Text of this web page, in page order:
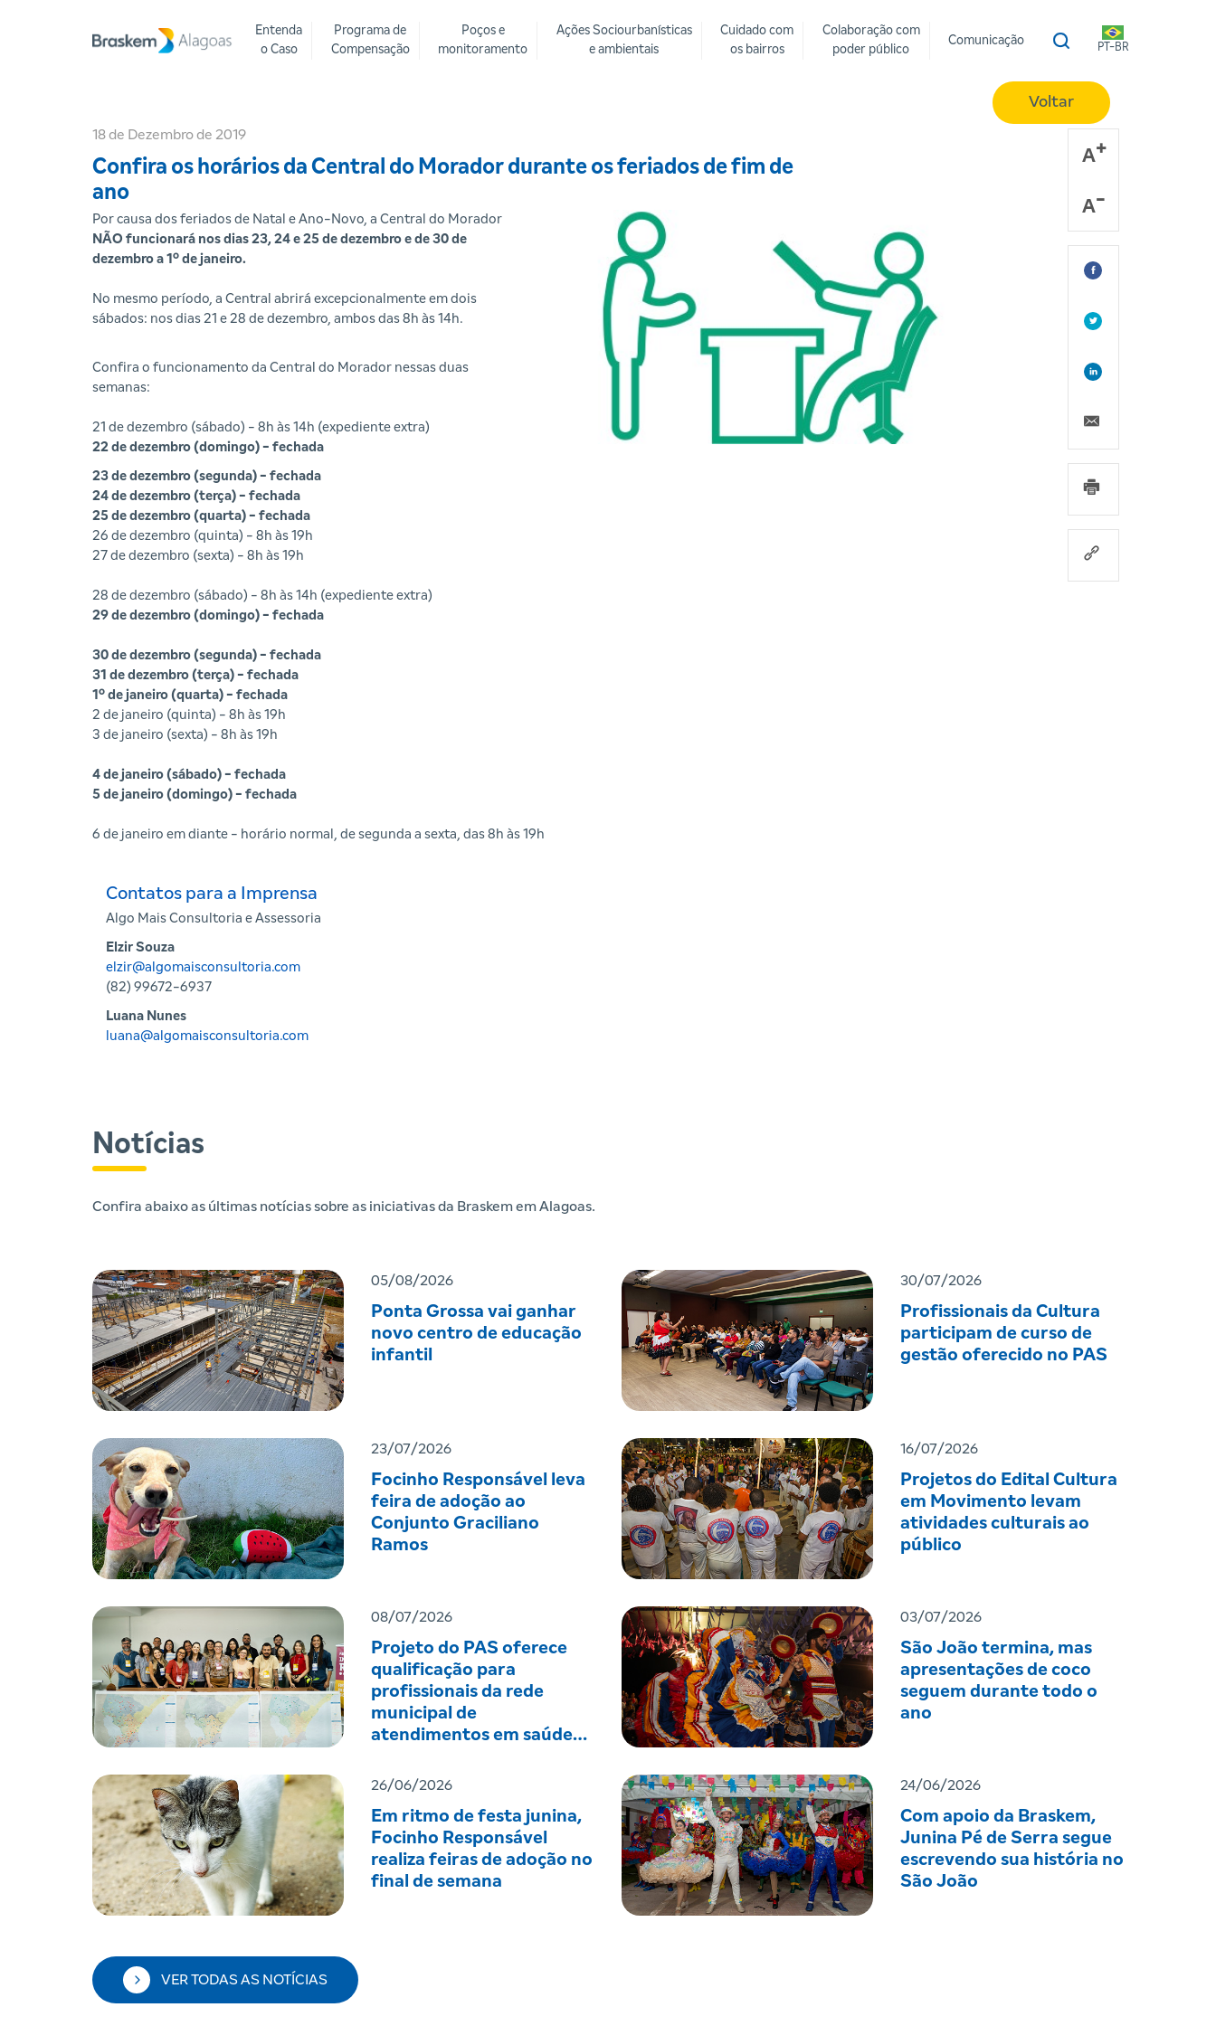
Entenda
o Caso
Programa de
Compensação
Poços e
monitoramento
Ações Sociourbanísticas
e ambientais
Cuidado com
os bairros
Colaboração com
poder público
Comunicação
PT-BR
Voltar
18 de Dezembro de 2019
Confira os horários da Central do Morador durante os feriados de fim de
ano
A
A
Por causa dos feriados de Natal e Ano-Novo, a Central do Morador
NÃO funcionará nos dias 23, 24 e 25 de dezembro e de 30 de
dezembro a 1º de janeiro.
No mesmo período, a Central abrirá excepcionalmente em dois
sábados: nos dias 21 e 28 de dezembro, ambos das 8h às 14h.
Confira o funcionamento da Central do Morador nessas duas
semanas:
21 de dezembro (sábado) - 8h às 14h (expediente extra)
22 de dezembro (domingo) - fechada
23 de dezembro (segunda) - fechada
24 de dezembro (terça) - fechada
25 de dezembro (quarta) - fechada
26 de dezembro (quinta) - 8h às 19h
27 de dezembro (sexta) - 8h às 19h
28 de dezembro (sábado) - 8h às 14h (expediente extra)
29 de dezembro (domingo) - fechada
30 de dezembro (segunda) - fechada
31 de dezembro (terça) - fechada
1º de janeiro (quarta) - fechada
2 de janeiro (quinta) - 8h às 19h
3 de janeiro (sexta) - 8h às 19h
4 de janeiro (sábado) - fechada
5 de janeiro (domingo) - fechada
6 de janeiro em diante - horário normal, de segunda a sexta, das 8h às 19h
Contatos para a Imprensa
Algo Mais Consultoria e Assessoria
Elzir Souza
elzir@algomaisconsultoria.com
(82) 99672-6937
Luana Nunes
luana@algomaisconsultoria.com
Notícias
Confira abaixo as últimas notícias sobre as iniciativas da Braskem em Alagoas.
05/08/2026
Ponta Grossa vai ganhar
novo centro de educação
infantil
30/07/2026
Profissionais da Cultura
participam de curso de
gestão oferecido no PAS
23/07/2026
Focinho Responsável leva
feira de adoção ao
Conjunto Graciliano
Ramos
16/07/2026
Projetos do Edital Cultura
em Movimento levam
atividades culturais ao
público
08/07/2026
Projeto do PAS oferece
qualificação para
profissionais da rede
municipal de
atendimentos em saúde
03/07/2026
São João termina, mas
apresentações de coco
seguem durante todo o
ano
26/06/2026
Em ritmo de festa junina,
Focinho Responsável
realiza feiras de adoção no
final de semana
24/06/2026
Com apoio da Braskem,
Junina Pé de Serra segue
escrevendo sua história no
São João
VER TODAS AS NOTÍCIAS